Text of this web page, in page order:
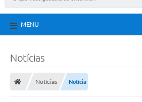
MENU
Notícias
Notícias Notícia